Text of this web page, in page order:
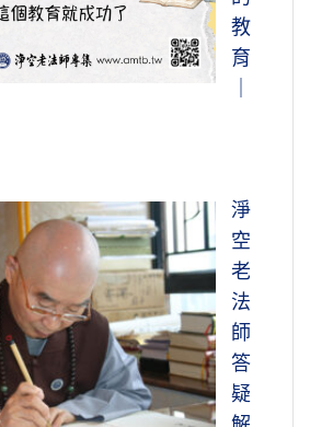
教
育
淨
空
老
法
師
答
疑